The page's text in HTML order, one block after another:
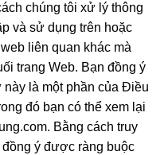
chúng tôi xử lý thông
và sử dụng trên hoặc
liên quan khác mà
trang Web. Bạn đồng ý
là một phần của Điều
đó bạn có thể xem lại
Bằng cách truy
ý được ràng buộc